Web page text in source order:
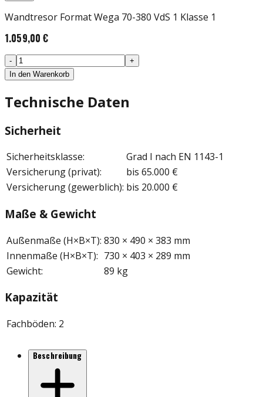
Wandtresor Format Wega 70-380 VdS 1 Klasse 1
1.059,00 €
-
+
In den Warenkorb
Technische Daten
Sicherheit
Sicherheitsklasse:
Grad I nach EN 1143-1
Versicherung (privat):
bis 65.000 €
Versicherung (gewerblich): bis 20.000 €
Maße & Gewicht
Außenmaße (H×B×T): 830 × 490 × 383 mm
Innenmaße (H×B×T): 730 × 403 × 289 mm
Gewicht: 89 kg
Kapazität
Fachböden: 2
Beschreibung